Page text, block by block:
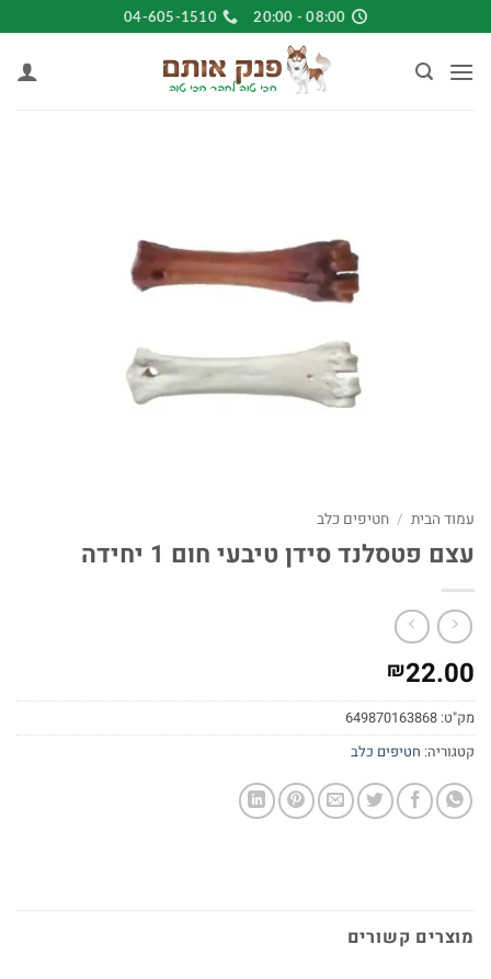
to
content
08:00 - 20:00
04-605-1510
עמוד הבית / חטיפים כלב
עצם פטסלנד סידן טיבעי חום 1 יחידה
₪22.00
מק"ט: 649870163868
קטגוריה: חטיפים כלב
מוצרים קשורים